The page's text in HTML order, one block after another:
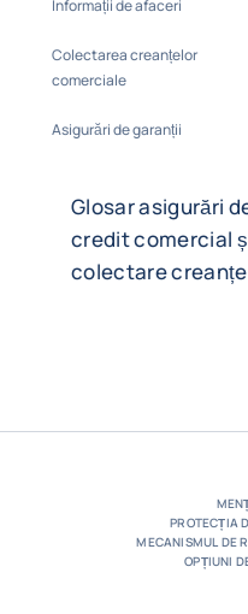
Informații de afaceri
Colectarea creanțelor
comerciale
Asigurări de garanții
Glosar asigurări
credit comercial
colectare creanțe
PROTECȚIA
MECANISMUL DE
OPȚIUNI